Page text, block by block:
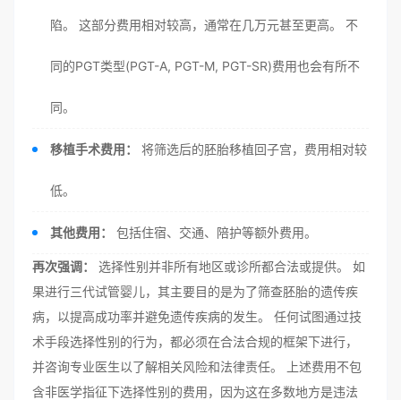
陷。 这部分费用相对较高，通常在几万元甚至更高。 不
同的PGT类型(PGT-A, PGT-M, PGT-SR)费用也会有所不
同。
移植手术费用： 将筛选后的胚胎移植回子宫，费用相对较
低。
其他费用： 包括住宿、交通、陪护等额外费用。
再次强调：
选择性别并非所有地区或诊所都合法或提供。 如
果进行三代试管婴儿，其主要目的是为了筛查胚胎的遗传疾
病，以提高成功率并避免遗传疾病的发生。 任何试图通过技
术手段选择性别的行为，都必须在合法合规的框架下进行，
并咨询专业医生以了解相关风险和法律责任。 上述费用不包
含非医学指征下选择性别的费用，因为这在多数地方是违法